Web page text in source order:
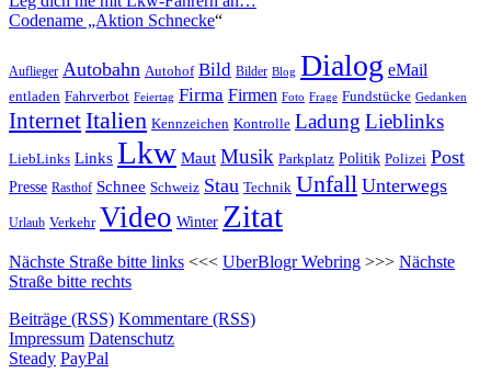
Codename „Aktion Schnecke“
Auflieger Autobahn Autohof Bild Bilder Blog Dialog eMail
entladen Fahrverbot Feiertag Firma Firmen Foto Frage Fundstücke Gedanken
InternetItalien Kennzeichen Kontrolle Ladung Lieblinks
LiebLinks Links Lkw Maut Musik Parkplatz Politik Polizei Post
Presse Rasthof Schnee Schweiz Stau Technik Unfall Unterwegs
Urlaub Verkehr Video Winter Zitat
Nächste Straße bitte links <<< UberBlogr Webring >>> Nächste
Straße bitte rechts
Beiträge (RSS) Kommentare (RSS)
Impressum Datenschutz
Steady PayPal